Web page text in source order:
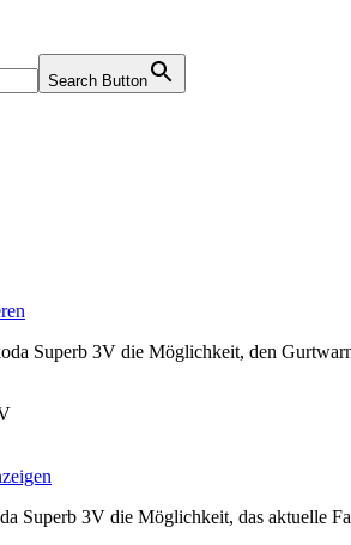
Search Button
Superb 3V die Möglichkeit, den
Superb 3V die Möglichkeit, das aktuelle